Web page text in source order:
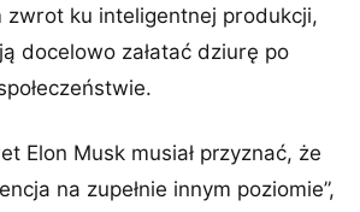
zwrot ku inteligentnej produkcji,
docelowo załatać dziurę po
Elon Musk musiał przyznać, że
na zupełnie innym poziomie”,